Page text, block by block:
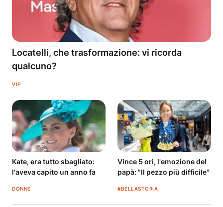
Locatelli, che trasformazione: vi ricorda
qualcuno?
VIP
Kate, era tutto sbagliato:
l'aveva capito un anno fa
DONNE
Vince 5 ori, l'emozione del
papà: "Il pezzo più difficile"
#BELLASTORIA